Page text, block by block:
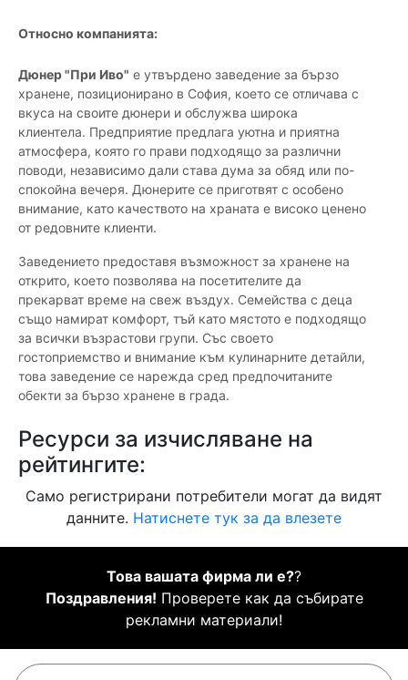
Относно компанията:
Дюнер "При Иво" е утвърдено заведение за бързо
хранене, позиционирано в София, което се отличава с
вкуса на своите дюнери и обслужва широка
клиентела. Предприятие предлага уютна и приятна
атмосфера, която го прави подходящо за различни
поводи, независимо дали става дума за обяд или по-
спокойна вечеря. Дюнерите се приготвят с особено
внимание, като качеството на храната е високо ценено
от редовните клиенти.
Заведението предоставя възможност за хранене на
открито, което позволява на посетителите да
прекарват време на свеж въздух. Семейства с деца
също намират комфорт, тъй като мястото е подходящо
за всички възрастови групи. Със своето
гостоприемство и внимание към кулинарните детайли,
това заведение се нарежда сред предпочитаните
обекти за бързо хранене в града.
Ресурси за изчисляване на
рейтингите:
Само регистрирани потребители могат да видят
данните. Натиснете тук за да влезете
Това вашата фирма ли е??
Поздравления! Проверете как да събирате
рекламни материали!